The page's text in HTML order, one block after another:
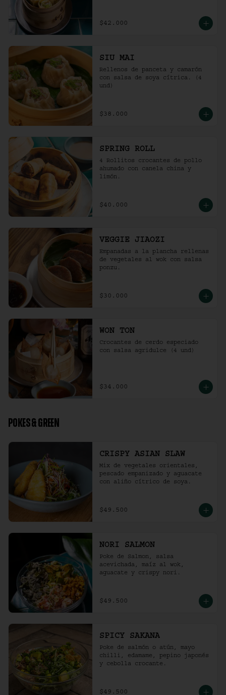
$42.000
SIU MAI
Rellenos de panceta y camarón
con salsa de soya cítrica. (4
und)
$38.000
SPRING ROLL
4 Rollitos crocantes de pollo
ahumado con canela china y
limón.
$40.000
VEGGIE JIAOZI
Empanadas a la plancha rellenas
de vegetales al wok con salsa
ponzu.
$30.000
WON TON
Crocantes de cerdo especiado
con salsa agridulce (4 und)
$34.000
POKES & GREEN
CRISPY ASIAN SLAW
Mix de vegetales orientales,
pescado empanizado y aguacate
con aliño cítrico de soya.
$49.500
NORI SALMON
Poke de Salmon, salsa
acevichada, maíz al wok,
aguacate y crispy nori.
$49.500
SPICY SAKANA
Poke de salmón o atún, mayo
chilli, edamame, pepino japonés
y cebolla crocante.
$49.500